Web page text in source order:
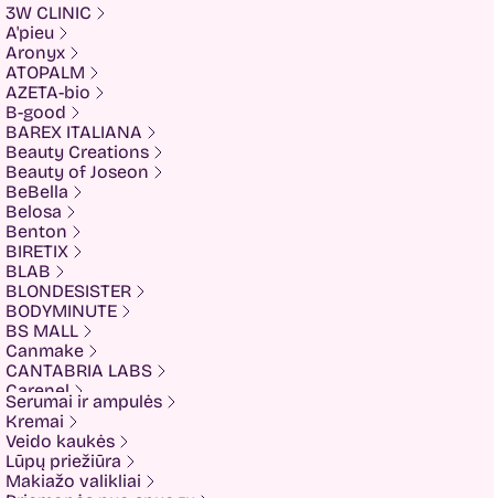
3W CLINIC
A'pieu
Aronyx
ATOPALM
AZETA-bio
B-good
BAREX ITALIANA
Beauty Creations
Beauty of Joseon
BeBella
Belosa
Benton
BIRETIX
BLAB
BLONDESISTER
BODYMINUTE
BS MALL
Canmake
CANTABRIA LABS
Carenel
CHALURE
Cherubs
Cliniccare
COSRX
COTRIL
Serumai ir ampulės
Kremai
Veido kaukės
Lūpų priežiūra
Makiažo valikliai